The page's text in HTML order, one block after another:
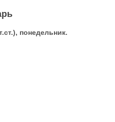
понедельник.